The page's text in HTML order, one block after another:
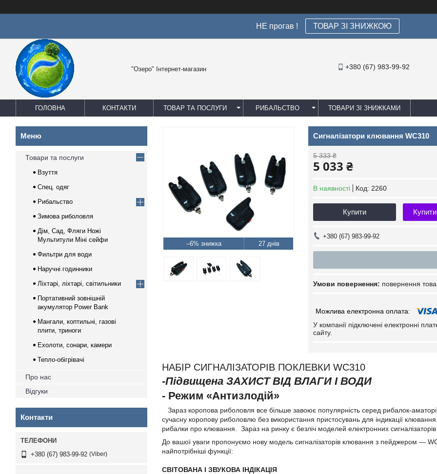
НЕ прогав ! ТОВАР ЗІ ЗНИЖКОЮ
"Озеро" Інтернет-магазин +380 (67) 983-99-92
ГОЛОВНА КОНТАКТИ ТОВАР ТА ПОСЛУГИ РИБАЛЬСТВО ТОВАРИ ЗІ ЗНИЖКАМИ
–6% 27 днів
Сигналізатори клювання WC310
5 333 ₴
5 033 ₴
В наявності Код: 2260
Купити
+380 (67) 983-99-92
повернення
У компанії підключені електронні
сайту.
НАБІР СИГНАЛІЗАТОРІВ ПОКЛЕВКИ WC310
-Підвищена ЗАХИСТ ВІД ВЛАГИ І ВОДИ
- Режим «Антизлодій»
Зараз коропова риболовля все більше завоює популярність серед рибалок-
сучасну коропову риболовлю без використання пристосувань для індикації
рибалки про клювання. Зараз на ринку є безліч моделей електронних сигналізаторів
До вашої уваги пропонуємо нову модель сигналізаторів клювання з пейджером —
найпотрібніші функції:
СВІТОВАНА І ЗВУКОВА ІНДІКАЦІЯ
Товари та послуги
Взуття
Спец. одяг
Рибальство
Зимова риболовля
Дім, Сад, Фляги Ножі
Мультитули Міні сейфи
Фильтри для води
Наручні годинники
Ліхтарі, ліхтарі, світильники
Портативний зовнішній
акумулятор Power Bank
Мангали, коптильні, газові
плити, триноги
Ехолоти, сонари, камери
Тепло-обігрівачі
Про нас
Відгуки
Контакти
+380 (67) 983-99-92 Viber